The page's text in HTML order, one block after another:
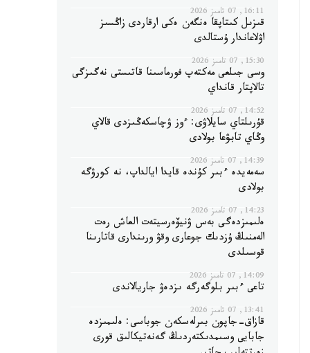
16:11, 07 تامىز 2026
قىزىل كىتاپقا ەنگەن ەكى ارقاردى زاڭسىز
اۋلاعاندار ۇستالدى
15:30, 07 تامىز 2026
وسى جىلعى مەكتەپ فورماسىنا قاتىستى نەگىزگى
تالاپتار قانداي
14:52, 07 تامىز 2026
قۇرىلتاي سايلاۋى: ءوز ۋچاسكەڭىزدى قالاي
وڭاي تابۋعا بولادى
14:39, 07 تامىز 2026
سەمەيدە ءبىر كۇندە قايدا ايالداپ، نە كورۋگە
بولادى
14:23, 07 تامىز 2026
ەلىمىزدەگى بەس ۋنيۆەرسيتەت العاش رەت
الەمنىڭ ۇزدىك جوعارى وقۋ ورىندارى قاتارىنا
قوسىلدى
14:09, 07 تامىز 2026
تاعى ءبىر بلوگەرگە ىزدەۋ جاريالاندى
13:41, 07 تامىز 2026
قازاق-جاپون بىرلەسكەن جوباسى: ەلىمىزدە
جابايى وسىمدىكتەردىڭ گەنەتيكالىق قورى